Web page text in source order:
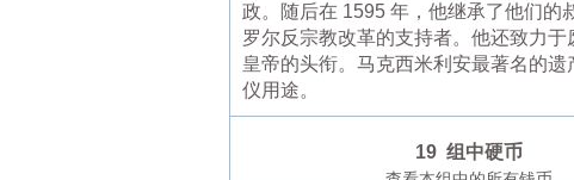
政。随后在 1595 年，他继承了他们的
罗尔反宗教改革的支持者。他还致力
皇帝的头衔。马克西米利安最著名的
仪用途。
19 组中硬币